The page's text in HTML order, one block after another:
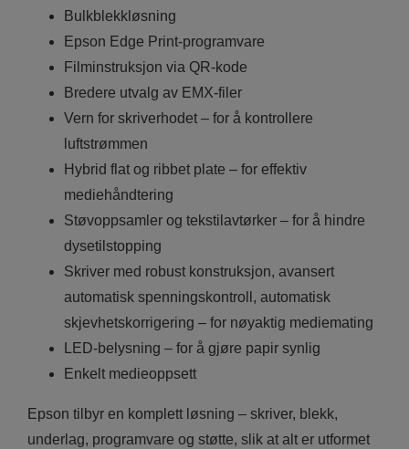
Bulkblekkløsning
Epson Edge Print-programvare
Filminstruksjon via QR-kode
Bredere utvalg av EMX-filer
Vern for skriverhodet – for å kontrollere
luftstrømmen
Hybrid flat og ribbet plate – for effektiv
mediehåndtering
Støvoppsamler og tekstilavtørker – for å hindre
dysetilstopping
Skriver med robust konstruksjon, avansert
automatisk spenningskontroll, automatisk
skjevhetskorrigering – for nøyaktig mediemating
LED-belysning – for å gjøre papir synlig
Enkelt medieoppsett
Epson tilbyr en komplett løsning – skriver, blekk,
underlag, programvare og støtte, slik at alt er utformet